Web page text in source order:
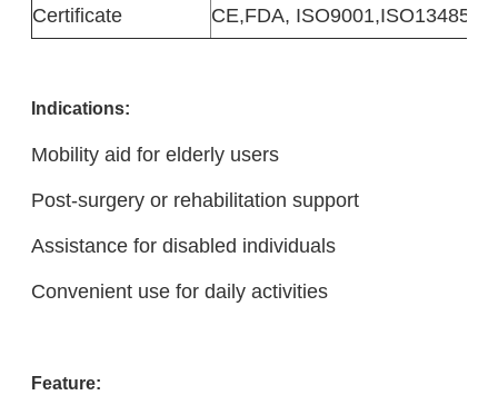
Certificate
CE,FDA, ISO9001,ISO13485
Indications:
Mobility aid for elderly users
Post-surgery or rehabilitation support
Assistance for disabled individuals
Convenient use for daily activities
Feature: